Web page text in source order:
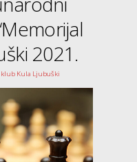
2021.
klub Kula Ljubuški